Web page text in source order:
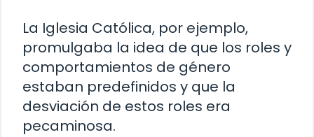
La Iglesia Católica, por ejemplo,
promulgaba la idea de que los roles y
comportamientos de género
estaban predefinidos y que la
desviación de estos roles era
pecaminosa.